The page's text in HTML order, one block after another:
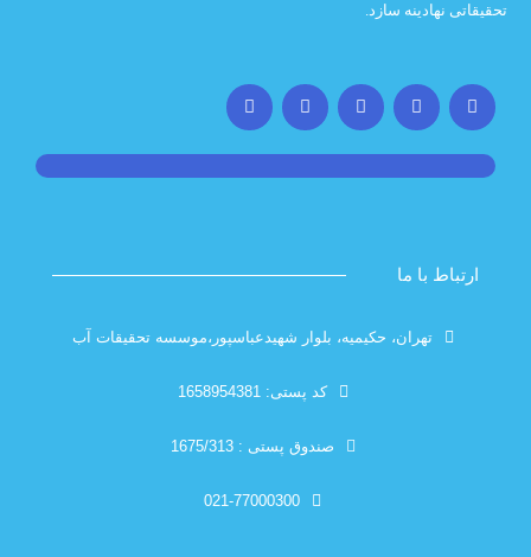
سازد.
تهران، حکیمیه، بلوار شهیدعباسپور،موسسه تحقیقات آب
صندوق پستی : 1675/313
021-77000300